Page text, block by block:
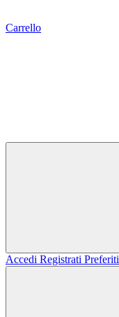
Carrello
Accedi Registrati Preferiti